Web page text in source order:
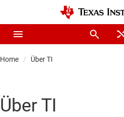
Home Über TI
Über TI